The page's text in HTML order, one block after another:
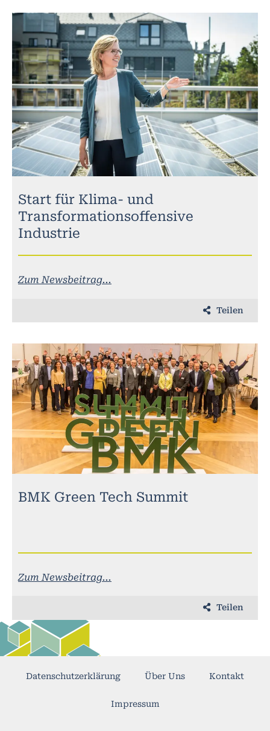
Start für Klima- und
Transformationsoffensive
Industrie
Zum Newsbeitrag...
Teilen
BMK Green Tech Summit
Zum Newsbeitrag...
Teilen
Datenschutzerklärung Über Uns Kontakt
Impressum